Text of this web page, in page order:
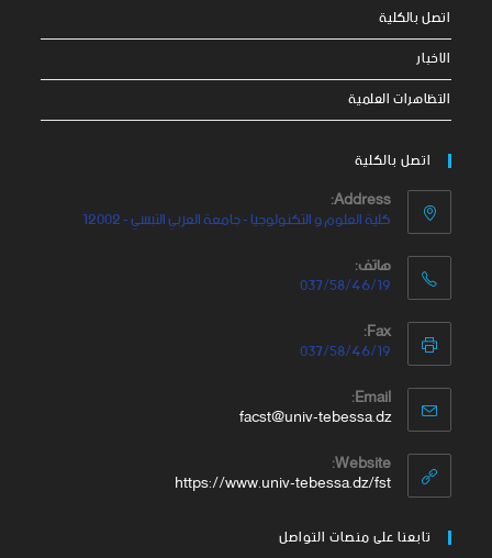
اتصل بالكلية
الاخبار
التظاهرات العلمية
اتصل بالكلية
Address:
كلية العلوم و التكنولوجيا - جامعة العربي التبسي - 12002
هاتف:
037/58/46/19
Fax:
037/58/46/19
Email:
facst@univ-tebessa.dz
Website:
https://www.univ-tebessa.dz/fst
تابعنا على منصات التواصل